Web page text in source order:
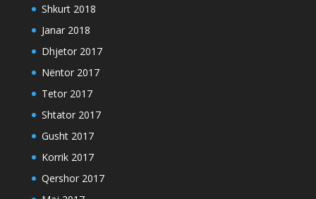
Shkurt 2018
Janar 2018
Dhjetor 2017
Nëntor 2017
Tetor 2017
Shtator 2017
Gusht 2017
Korrik 2017
Qershor 2017